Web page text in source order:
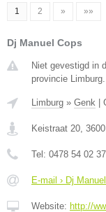
1 2 » »»
Dj Manuel Cops
Niet gevestigd in
provincie Limburg.
Limburg » Genk
Keistraat 20, 3600
Tel: 0478 54 02 37
E-mail › Dj
Website: http://